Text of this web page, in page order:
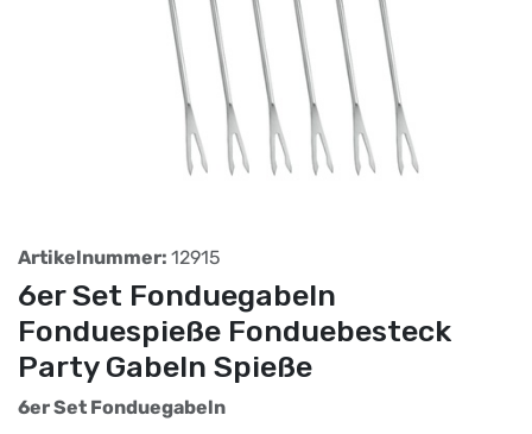
Artikelnummer: 12915
6er Set Fonduegabeln
Fonduespieße Fonduebesteck
Party Gabeln Spieße
6er Set Fonduegabeln